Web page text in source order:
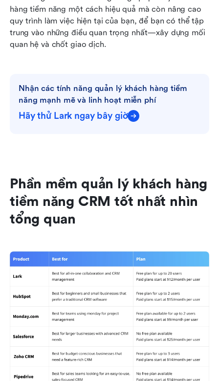
hàng tiềm năng một cách hiệu quả mà còn nâng cao
quy trình làm việc hiện tại của bạn, để bạn có thể tập
trung vào những điều quan trọng nhất—xây dựng mối
quan hệ và chốt giao dịch.
Nhận các tính năng quản lý khách hàng tiềm
năng mạnh mẽ và linh hoạt miễn phí
Hãy thử Lark ngay bây giờ
Phần mềm quản lý khách hàng
tiềm năng CRM tốt nhất nhìn
tổng quan